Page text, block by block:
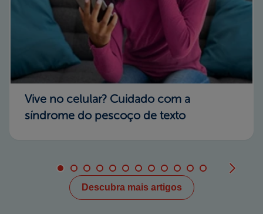
Vive no celular? Cuidado com a
síndrome do pescoço de texto
Descubra mais artigos